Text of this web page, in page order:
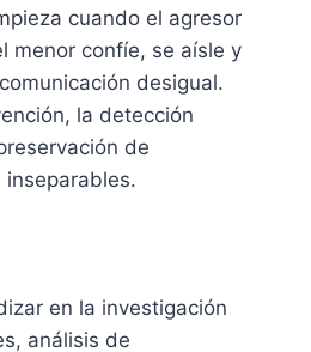
cuando el agresor
menor confíe, se aísle y
desigual.
la detección
de
inseparables.
en la investigación
análisis de